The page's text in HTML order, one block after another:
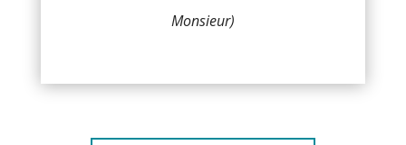
Monsieur)